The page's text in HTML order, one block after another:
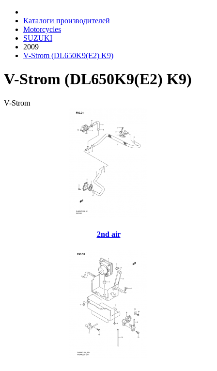
Каталоги производителей
Motorcycles
SUZUKI
2009
V-Strom (DL650K9(E2) K9)
V-Strom (DL650K9(E2) K9)
V-Strom
2nd air